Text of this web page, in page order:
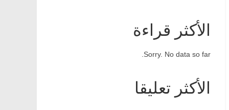
الأكثر قراءة
Sorry. No data so far.
الأكثر تعليقا